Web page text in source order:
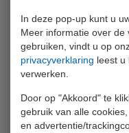
In deze pop-up kunt u
Meer informatie over de
gebruiken, vindt u op
privacyverklaring leest u
verwerken.
Door op "Akkoord" te
gebruik van alle
en advertentie/